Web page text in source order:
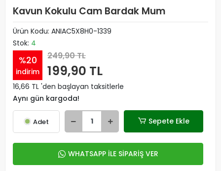
Kavun Kokulu Cam Bardak Mum
Ürün Kodu: ANIAC5X8H0-1339
Stok: 4
%20
indirim
249,90 TL
199,90 TL
16,66 TL 'den başlayan taksitlerle
Aynı gün kargoda!
Adet Sepete Ekle
WHATSAPP İLE SİPARİŞ VER